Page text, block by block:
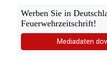
Werben Sie in
Feuerwehrzeitschrift!
Mediadaten